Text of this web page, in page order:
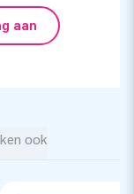
aan
ook